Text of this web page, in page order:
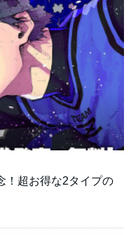
！超お得な2タイプの